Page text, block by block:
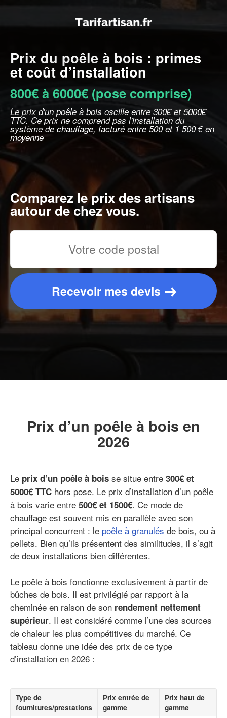
Prix du poêle à bois : primes
et coût d’installation
800€ à 6000€ (pose comprise)
Le prix d'un poêle à bois oscille entre 300€ et 5000€
TTC. Ce prix ne comprend pas l'installation du
système de chauffage, facturé entre 500 et 1 500 € en
moyenne
Comparez le prix des artisans
autour de chez vous.
Recevoir mes devis
Prix d’un poêle à bois en
2026
Le prix d’un poêle à bois se situe entre 300€ et
5000€ TTC hors pose. Le prix d’installation d’un poêle
à bois varie entre 500€ et 1500€. Ce mode de
chauffage est souvent mis en parallèle avec son
principal concurrent : le poêle à granulés de bois, ou à
pellets. Bien qu’ils présentent des similitudes, il s’agit
de deux installations bien différentes.
Le poêle à bois fonctionne exclusivement à partir de
bûches de bois. Il est privilégié par rapport à la
cheminée en raison de son rendement nettement
supérieur. Il est considéré comme l’une des sources
de chaleur les plus compétitives du marché. Ce
tableau donne une idée des prix de ce type
d’installation en 2026 :
Type de
fournitures/prestations
Prix entrée de
gamme
Prix haut de
gamme